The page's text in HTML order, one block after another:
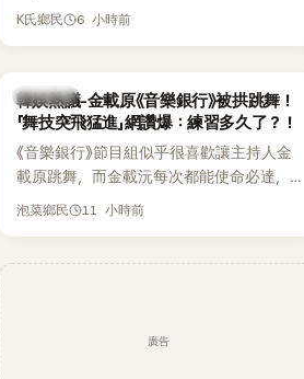
帝，成為該獎史上最年輕的影帝。不過，
公開露面。
K氏鄉民 6 小時前
熱議討論
韓娛熱議-金載原《音樂銀行》被拱跳舞！
「舞技突飛猛進」網讚爆：練習多久了？！
《音樂銀行》節目組似乎很喜歡讓主持人金
載原跳舞，而金載沅每次都能使命必達，
甚至舞技還進步不少。觀眾們也發現製作
泡菜鄉民 11 小時前
廣告